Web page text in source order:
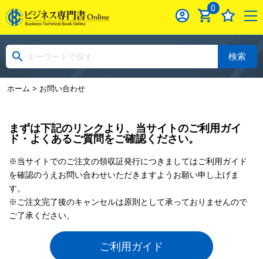
0
検索
ホーム > お問い合わせ
まずは下記のリンクより、当サイトのご利用ガイ
ド・よくあるご質問をご確認ください。
※当サイトでのご注文の領収証発行につきましてはご利用ガイド
を確認のうえお問い合わせいただきますようお願い申し上げま
す。
※ご注文完了後のキャンセルは原則として承っておりませんので
ご了承ください。
ご利用ガイド